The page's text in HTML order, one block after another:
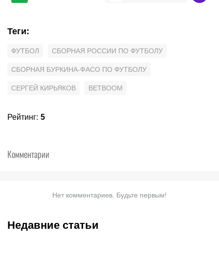
Теги:
ФУТБОЛ СБОРНАЯ РОССИИ ПО ФУТБОЛУ
СБОРНАЯ БУРКИНА-ФАСО ПО ФУТБОЛУ
СЕРГЕЙ КИРЬЯКОВ BETBOOM
Рейтинг: 5
Комментарии
Нет комментариев. Будьте первым!
Недавние статьи